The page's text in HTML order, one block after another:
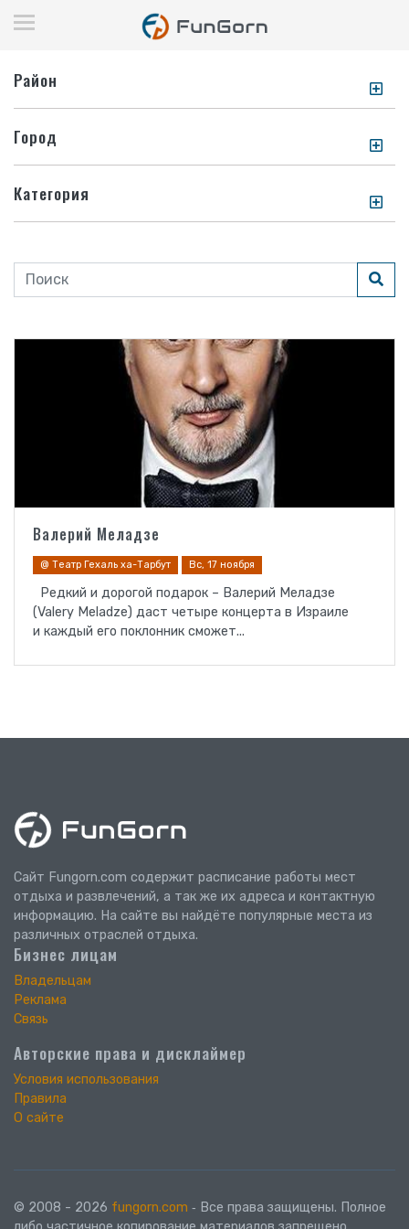
Район
Город
Категория
Валерий Меладзе
@ Театр Гехаль ха-Тарбут Вс, 17 ноября
Редкий и дорогой подарок – Валерий Меладзе
(Valery Meladze) даст четыре концерта в Израиле
и каждый его поклонник сможет...
Сайт Fungorn.com содержит расписание работы мест
отдыха и развлечений, а так же их адреса и контактную
информацию. На сайте вы найдёте популярные места из
различных отраслей отдыха.
Бизнес лицам
Владельцам
Реклама
Связь
Авторские права и дисклаймер
Условия использования
Правила
О сайте
© 2008 - 2026 fungorn.com ‐ Все права защищены. Полное